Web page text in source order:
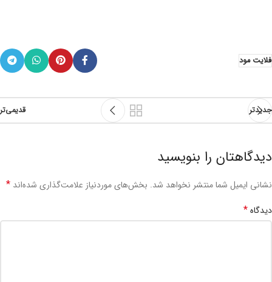
فلایت مود
جدیدتر قدیمی‌تر
دیدگاهتان را بنویسید
نشانی ایمیل شما منتشر نخواهد شد. بخش‌های موردنیاز علامت‌گذاری شده‌اند *
دیدگاه*